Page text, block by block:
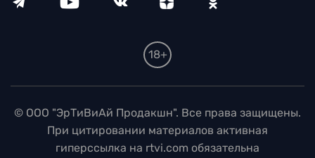
18+
© ООО "ЭрТиВиАй Продакшн". Все права защищены.
При цитировании материалов активная
гиперссылка на rtvi.com обязательна